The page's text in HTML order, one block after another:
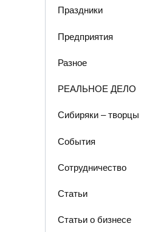
Праздники
Предприятия
Разное
РЕАЛЬНОЕ ДЕЛО
Сибиряки – творцы
События
Сотрудничество
Статьи
Статьи о бизнесе